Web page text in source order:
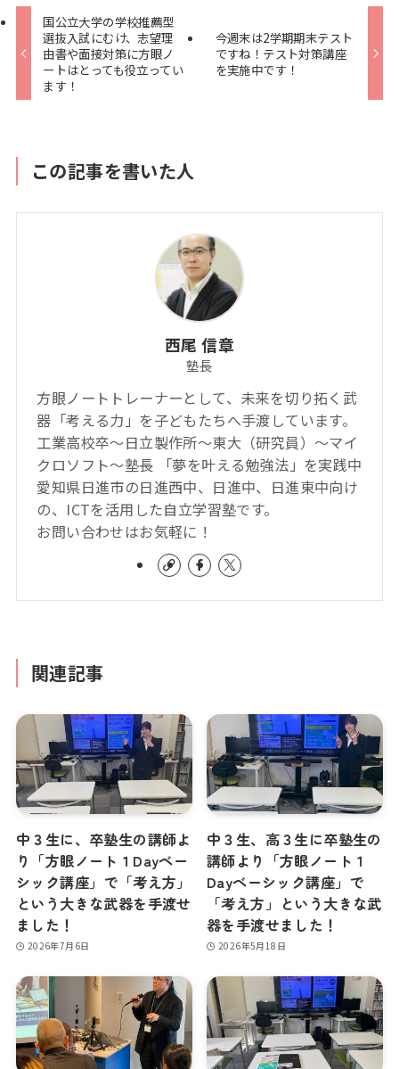
国公立大学の学校推薦型
選抜入試にむけ、志望理
由書や面接対策に方眼ノ
ートはとっても役立ってい
ます！
今週末は2学期期末テスト
ですね！テスト対策講座
を実施中です！
この記事を書いた人
西尾 信章
塾長
方眼ノートトレーナーとして、未来を切り拓く武
器「考える力」を子どもたちへ手渡しています。
工業高校卒～日立製作所～東大（研究員）～マイ
クロソフト～塾長 「夢を叶える勉強法」を実践中
愛知県日進市の日進西中、日進中、日進東中向け
の、ICTを活用した自立学習塾です。
お問い合わせはお気軽に！
関連記事
中３生に、卒塾生の講師よ
り「方眼ノート１Dayベー
シック講座」で「考え方」
という大きな武器を手渡せ
ました！
2026年7月6日
中３生、高３生に卒塾生の
講師より「方眼ノート１
Dayベーシック講座」で
「考え方」という大きな武
器を手渡せました！
2026年5月18日